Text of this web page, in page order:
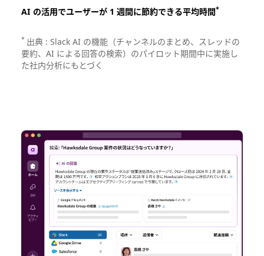
AI の活用でユーザーが 1 週間に節約できる平均時間*
* 出典 : Slack AI の機能（チャンネルのまとめ、スレッドの
要約、AI による回答の検索）のパイロット期間中に実施し
た社内分析にもとづく